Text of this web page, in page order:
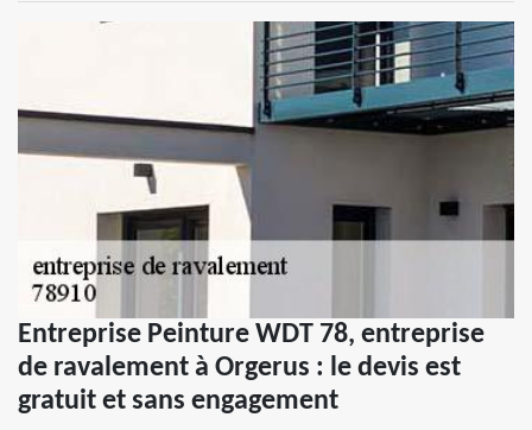
Entreprise Peinture WDT 78, entreprise
de ravalement à Orgerus : le devis est
gratuit et sans engagement